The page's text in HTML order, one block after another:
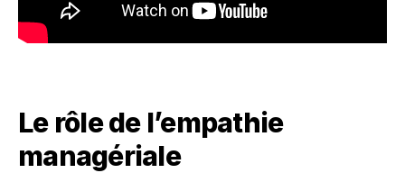
Le rôle de l’empathie
managériale